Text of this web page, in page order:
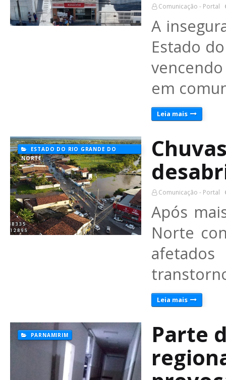
Comunicação - Portal
A
Estado
em
Leia mais
ESTADO DO RIO GRANDE DO
NORTE
Comunicação - Portal
Após
Norte
Leia mais
PARNAMIRIM
Parte